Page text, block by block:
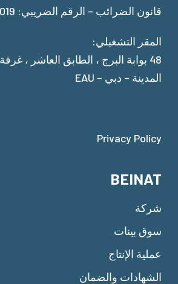
قانون الضرائب – الرقم الضريبي: 03146320019
المقر التشغيلي:
المدينة – دبي – EAU
Privacy Policy
BEINAT
شركة
سوق بينات
عملية الإنتاج
الشهادات والضمان